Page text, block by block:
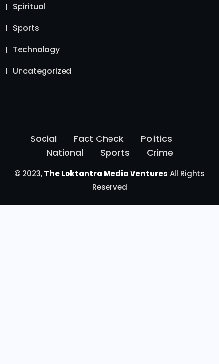
Spiritual
Sports
Technology
Uncategorized
Social Fact Check
Politics
National
Sports Crime
© 2023, The Loktantra Media Ventures All Rights
Reserved